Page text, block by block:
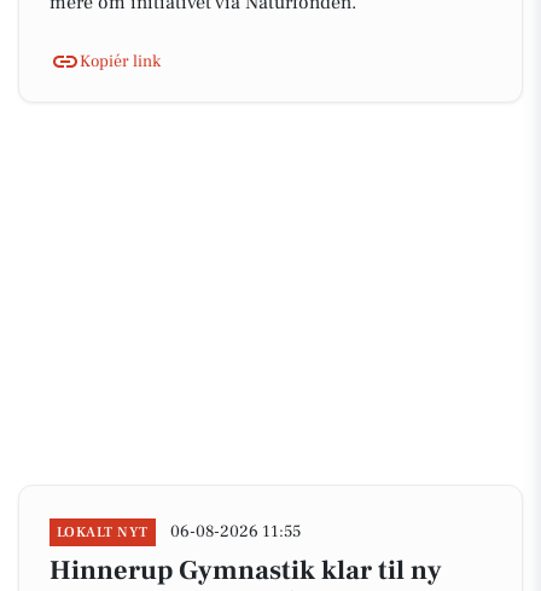
Kopiér link
LOKALT NYT 06-08-2026 11:55
Hinnerup Gymnastik klar til ny